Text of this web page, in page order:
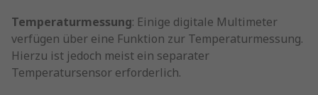
Temperaturmessung: Einige digitale Multimeter
verfügen über eine Funktion zur Temperaturmessung.
Hierzu ist jedoch meist ein separater
Temperatursensor erforderlich.